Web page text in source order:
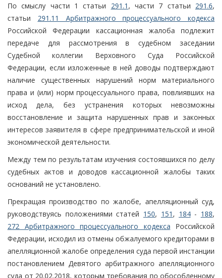
По смыслу части 1 статьи 291.1 , части 7 статьи 291.6,
статьи 291.11 Арбитражного процессуального кодекса
Российской Федерации кассационная жалоба подлежит
передаче для рассмотрения в судебном заседании
Судебной коллегии Верховного Суда Российской
Федерации, если изложенные в ней доводы подтверждают
наличие существенных нарушений норм материального
права и (или) норм процессуального права, повлиявших на
исход дела, без устранения которых невозможны
восстановление и защита нарушенных прав и законных
интересов заявителя в сфере предпринимательской и иной
экономической деятельности.
Между тем по результатам изучения состоявшихся по делу
судебных актов и доводов кассационной жалобы таких
оснований не установлено.
Прекращая производство по жалобе, апелляционный суд,
руководствуясь положениями статей 150, 151 , 184- 188,
272 Арбитражного процессуального кодекса Российской
Федерации, исходил из отмены обжалуемого кредиторами в
апелляционной жалобе определения суда первой инстанции
постановлением Девятого арбитражного апелляционного
суда от 20.02.2018, которым требования по обособленному